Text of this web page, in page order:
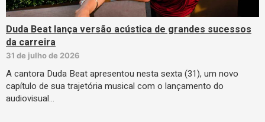
Duda Beat lança versão acústica de grandes sucessos
da carreira
31 de julho de 2026
A cantora Duda Beat apresentou nesta sexta (31), um novo
capítulo de sua trajetória musical com o lançamento do
audiovisual…